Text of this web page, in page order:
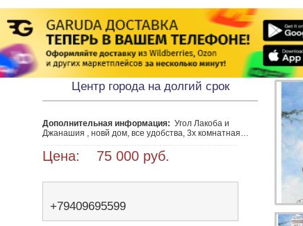
Центр города на долгий срок
Дополнительная информация:
  Угол Лакоба и
Джанашия , новй дом, все удобства, 3х комнатная…
Цена: 75 000 руб.
+79409695599